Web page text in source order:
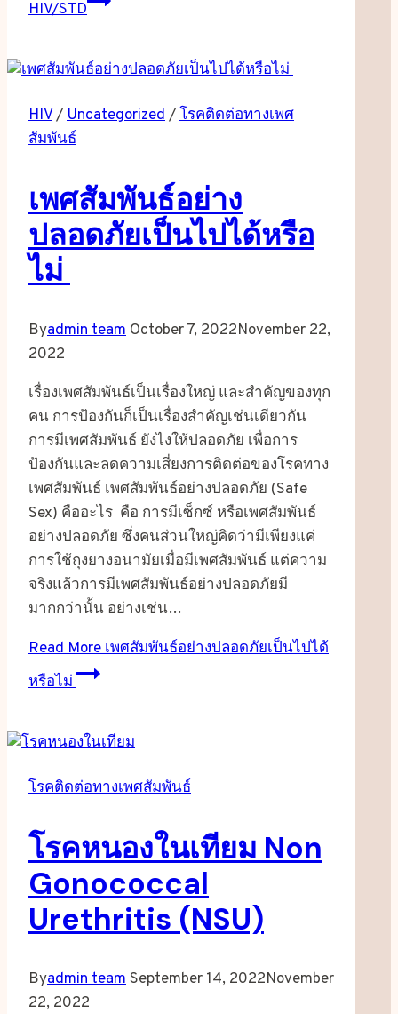
HIV/STD
HIV/Uncategorized/โรคติดต่อทางเพศ
สัมพันธ์
เพศสัมพันธ์อย่าง
ปลอดภัยเป็นไปได้หรือ
ไม่
Byadmin team October 7, 2022November 22,
2022
เรื่องเพศสัมพันธ์เป็นเรื่องใหญ่ และสำคัญของทุก
คน การป้องกันก็เป็นเรื่องสำคัญเช่นเดียวกัน
การมีเพศสัมพันธ์ ยังไงให้ปลอดภัย เพื่อการ
ป้องกันและลดความเสี่ยงการติดต่อของโรคทาง
เพศสัมพันธ์ เพศสัมพันธ์อย่างปลอดภัย (Safe
Sex) คืออะไร คือ การมีเซ็กซ์ หรือเพศสัมพันธ์
อย่างปลอดภัย ซึ่งคนส่วนใหญ่คิดว่ามีเพียงแค่
การใช้ถุงยางอนามัยเมื่อมีเพศสัมพันธ์ แต่ความ
จริงแล้วการมีเพศสัมพันธ์อย่างปลอดภัยมี
มากกว่านั้น อย่างเช่น…
Read Moreเพศสัมพันธ์อย่างปลอดภัยเป็นไปได้
หรือไม่
โรคติดต่อทางเพศสัมพันธ์
โรคหนองในเทียม Non
Gonococcal
Urethritis (NSU)
Byadmin teamSeptember 14, 2022November
22, 2022